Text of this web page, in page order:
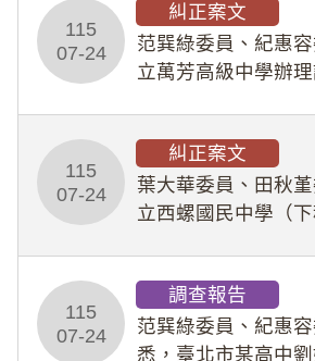
人員保障法」及「
所定維護公務人員
115
07-24
糾正案文
范巽綠委員、紀惠
立萬芳高級中學辦
業把關與糾錯功能
告漏未審酌師生不
115
07-24
糾正案文
葉大華委員、田秋
立西螺國民中學（
教羽球隊學生等行
事件處理會議（下
115
07-24
調查報告
范巽綠委員、紀惠
悉，臺北市某高中